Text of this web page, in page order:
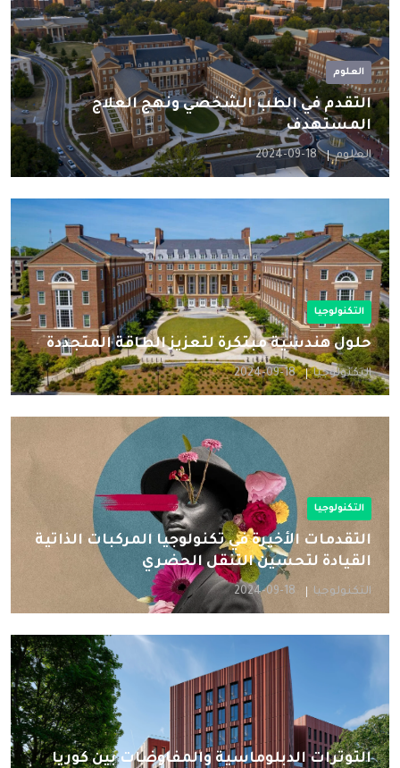
العلوم
التقدم في الطب الشخصي ونهج العلاج
المستهدف
العلوم 2024-09-18
التكنولوجيا
حلول هندسية مبتكرة لتعزيز الطاقة المتجددة
التكنولوجيا 2024-09-18
التكنولوجيا
التقدمات الأخيرة في تكنولوجيا المركبات الذاتية
القيادة لتحسين التنقل الحضري
التكنولوجيا 2024-09-18
التوترات الدبلوماسية والمفاوضات بين كوريا